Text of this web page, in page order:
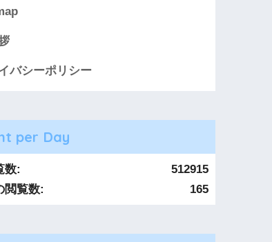
バシーポリシー
per Day
512915
数:
165
閲覧数: